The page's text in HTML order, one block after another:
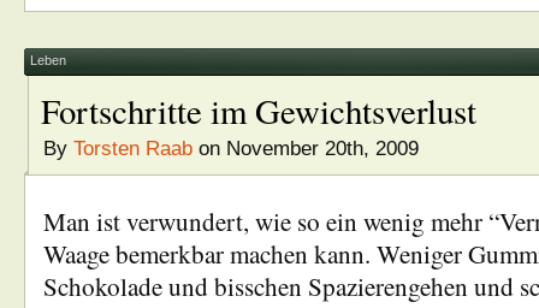
Leben
Fortschritte im Gewichtsverlust
By Torsten Raab on November 20th, 2009
Man ist verwundert, wie so ein wenig mehr
Waage bemerkbar machen kann. Weniger
Schokolade und bisschen Spazierengehen und